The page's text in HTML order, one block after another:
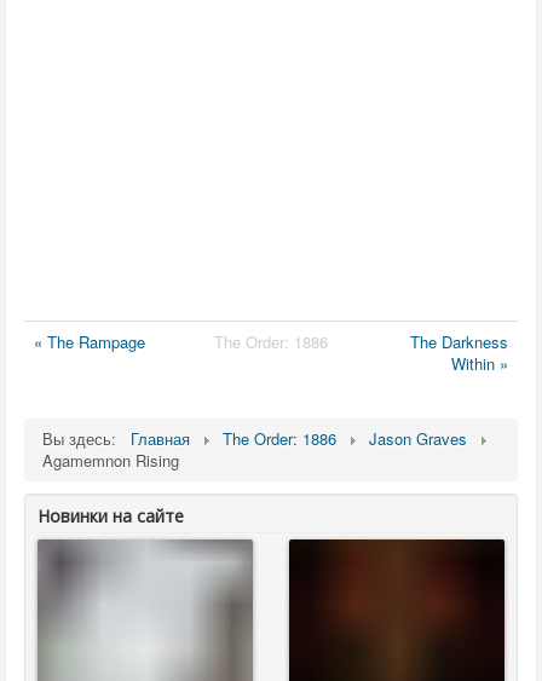
« The Rampage The Order: 1886
The Darkness
Within »
Вы здесь: Главная The Order: 1886
Jason Graves
Agamemnon Rising
Новинки на сайте